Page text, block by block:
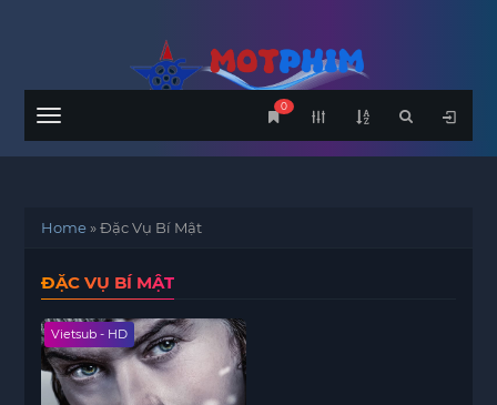
Menu
0
Home»Đặc Vụ Bí Mật
ĐẶC VỤ BÍ MẬT
Vietsub - HD